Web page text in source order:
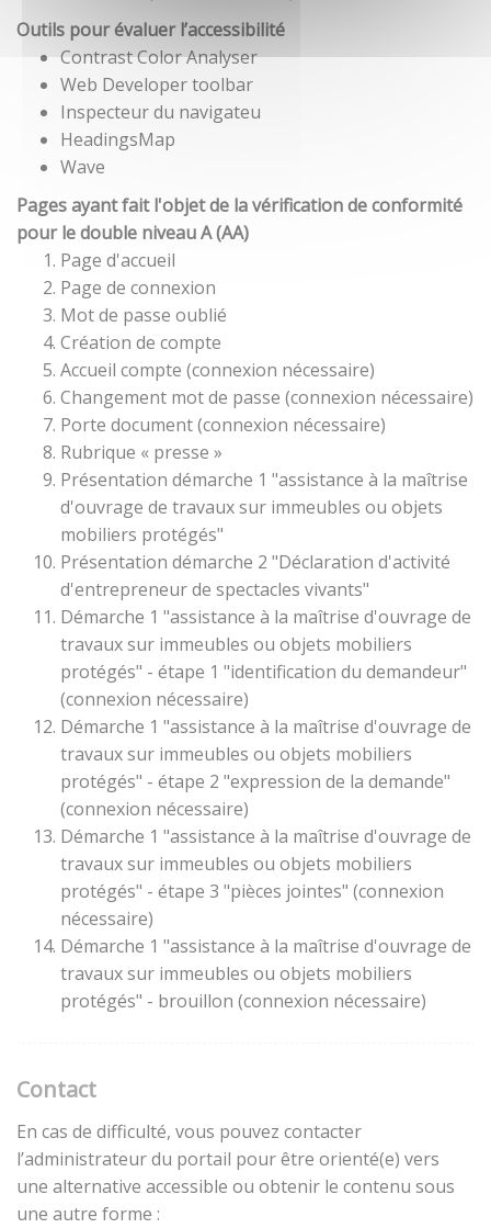
Outils pour évaluer l’accessibilité
Contrast Color Analyser
Web Developer toolbar
Inspecteur du navigateu
HeadingsMap
Wave
Pages ayant fait l'objet de la vérification de conformité
pour le double niveau A (AA)
Page d'accueil
Page de connexion
Mot de passe oublié
Création de compte
Accueil compte (connexion nécessaire)
Changement mot de passe (connexion nécessaire)
Porte document (connexion nécessaire)
Rubrique « presse »
Présentation démarche 1 "assistance à la maîtrise
d'ouvrage de travaux sur immeubles ou objets
mobiliers protégés"
Présentation démarche 2 "Déclaration d'activité
d'entrepreneur de spectacles vivants"
Démarche 1 "assistance à la maîtrise d'ouvrage de
travaux sur immeubles ou objets mobiliers
protégés" - étape 1 "identification du demandeur"
(connexion nécessaire)
Démarche 1 "assistance à la maîtrise d'ouvrage de
travaux sur immeubles ou objets mobiliers
protégés" - étape 2 "expression de la demande"
(connexion nécessaire)
Démarche 1 "assistance à la maîtrise d'ouvrage de
travaux sur immeubles ou objets mobiliers
protégés" - étape 3 "pièces jointes" (connexion
nécessaire)
Démarche 1 "assistance à la maîtrise d'ouvrage de
travaux sur immeubles ou objets mobiliers
protégés" - brouillon (connexion nécessaire)
Contact
En cas de difficulté, vous pouvez contacter
l’administrateur du portail pour être orienté(e) vers
une alternative accessible ou obtenir le contenu sous
une autre forme :